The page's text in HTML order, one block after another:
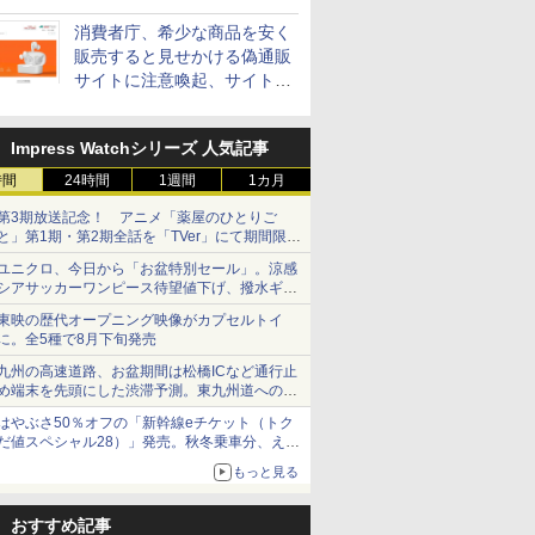
消費者庁、希少な商品を安く
販売すると見せかける偽通販
サイトに注意喚起、サイト名
Impress Watchシリーズ 人気記事
24時間 1週間 1カ月
3期放送記念！ アニメ「薬屋のひとりご
」第1期・第2期全話を「TVer」にて期間限定
順次無料配信開始
ニクロ、今日から「お盆特別セール」。涼感
アサッカーワンピース待望値下げ、撥水ギア
ョーツは1990円に
映の歴代オープニング映像がカプセルトイ
。全5種で8月下旬発売
州の高速道路、お盆期間は松橋ICなど通行止
端末を先頭にした渋滞予測。東九州道への迂
は料金調整を実施
やぶさ50％オフの「新幹線eチケット（トク
値スペシャル28）」発売。秋冬乗車分、えき
もっと見る
おすすめ記事